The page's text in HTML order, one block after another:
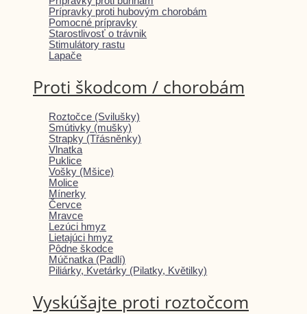
Prípravky proti hubovým chorobám
Pomocné prípravky
Starostlivosť o trávnik
Stimulátory rastu
Lapače
Proti škodcom / chorobám
Roztočce (Svilušky)
Smútivky (mušky)
Strapky (Třásněnky)
Vlnatka
Puklice
Vošky (Mšice)
Molice
Mínerky
Červce
Mravce
Lezúci hmyz
Lietajúci hmyz
Pôdne škodce
Múčnatka (Padlí)
Piliárky, Kvetárky (Pilatky, Květilky)
Vyskúšajte proti roztočcom